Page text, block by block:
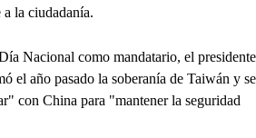
la ciudadanía.
Nacional como mandatario, el presidente
el año pasado la soberanía de Taiwán y se
con China para "mantener la seguridad